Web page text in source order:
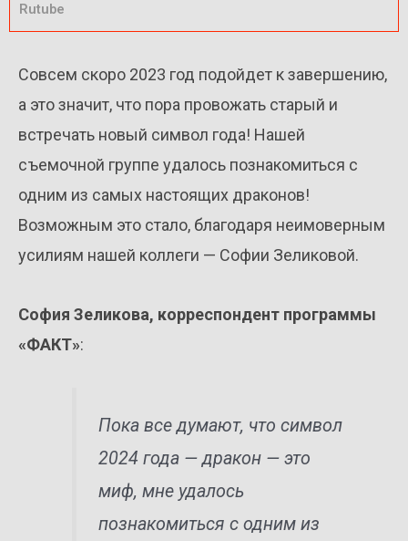
Rutube
Совсем скоро 2023 год подойдет к завершению,
а это значит, что пора провожать старый и
встречать новый символ года! Нашей
съемочной группе удалось познакомиться с
одним из самых настоящих драконов!
Возможным это стало, благодаря неимоверным
усилиям нашей коллеги — Софии Зеликовой.
София Зеликова, корреспондент программы
«ФАКТ»:
Пока все думают, что символ
2024 года — дракон — это
миф, мне удалось
познакомиться с одним из